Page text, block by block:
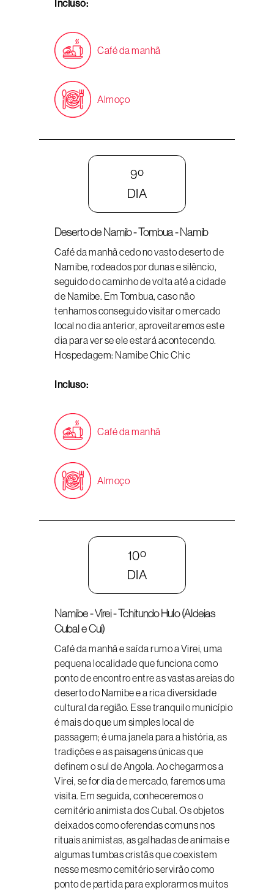
Incluso:
Café da manhã
Almoço
9º
DIA
Deserto de Namib - Tombua - Namib
Café da manhã cedo no vasto deserto de
Namibe, rodeados por dunas e silêncio,
seguido do caminho de volta até a cidade
de Namibe. Em Tombua, caso não
tenhamos conseguido visitar o mercado
local no dia anterior, aproveitaremos este
dia para ver se ele estará acontecendo.
Hospedagem: Namibe Chic Chic
Incluso:
Café da manhã
Almoço
10º
DIA
Namibe - Virei - Tchitundo Hulo (Aldeias
Cubal e Cui)
Café da manhã e saída rumo a Virei, uma
pequena localidade que funciona como
ponto de encontro entre as vastas areias do
deserto do Namibe e a rica diversidade
cultural da região. Esse tranquilo município
é mais do que um simples local de
passagem; é uma janela para a história, as
tradições e as paisagens únicas que
definem o sul de Angola. Ao chegarmos a
Virei, se for dia de mercado, faremos uma
visita. Em seguida, conheceremos o
cemitério animista dos Cubal. Os objetos
deixados como oferendas comuns nos
rituais animistas, as galhadas de animais e
algumas tumbas cristãs que coexistem
nesse mesmo cemitério servirão como
ponto de partida para explorarmos muitos